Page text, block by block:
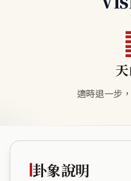
適時退一步
卦象說明